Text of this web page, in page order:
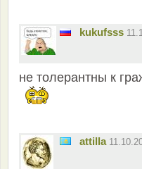
kukufsss
не толерантны к
attilla